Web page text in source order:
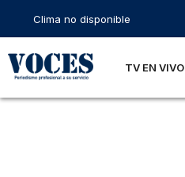
Clima no disponible
TV EN VIVO